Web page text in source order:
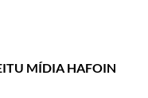
MÍDIA HAFOIN